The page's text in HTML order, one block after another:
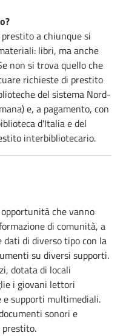
a chiunque si
libri, ma anche
non si trova quello che
richieste di prestito
del sistema Nord-
e, a pagamento, con
d'Italia e del
interbibliotecario.
che vanno
di comunità, a
dati di diverso tipo con la
su diversi supporti.
dotata di locali
i giovani lettori
supporti multimediali.
sonori e